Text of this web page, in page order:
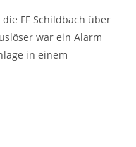
FF Schildbach über
war ein Alarm
in einem